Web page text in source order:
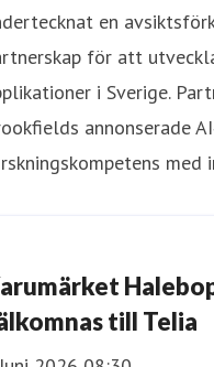
en
för att
i Sverige.
annonserade
med
till Telia